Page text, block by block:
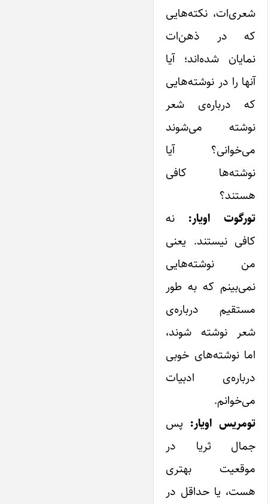
شعری‌ات، نکته‌هایی
که در ذهن‌ات
نمایان شده‌اند؛‌ آیا
آنها را در نوشته‌هایی
که درباره‌ی شعر
نوشته می‌شوند
می‌خوانی؟ ‌آیا
نوشته‌ها کافی
هستند؟
تورگوت اویار: نه
کافی نیستند. ‌یعنی
من نوشته‌هایی
نمی‌بینم که به طور
مستقیم درباره‌ی
شعر نوشته شوند،‌
اما نوشته‌های خوبی
درباره‌ی ادبیات
می‌خوانم.
تومریس اویار: پس
جمال ثریا در
موقعیت بهتری
هست، ‌یا حداقل در